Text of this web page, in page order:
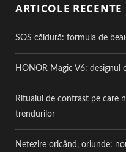
ARTICOLE RECENTE
SOS căldură: formula de
HONOR Magic V6: designul
Ritualul de contrast pe care
trendurilor
Netezire oricând, oriunde: